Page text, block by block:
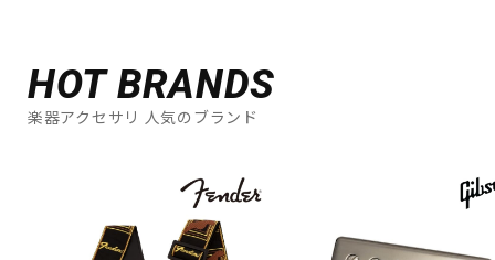
HOT BRANDS
楽器アクセサリ 人気のブランド